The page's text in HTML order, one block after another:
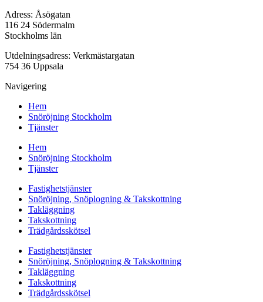
Adress: Åsögatan
116 24 Södermalm
Stockholms län
Utdelningsadress: Verkmästargatan
754 36 Uppsala
Navigering
Hem
Snöröjning Stockholm
Tjänster
Hem
Snöröjning Stockholm
Tjänster
Fastighetstjänster
Snöröjning, Snöplogning & Takskottning
Takläggning
Takskottning
Trädgårdsskötsel
Fastighetstjänster
Snöröjning, Snöplogning & Takskottning
Takläggning
Takskottning
Trädgårdsskötsel